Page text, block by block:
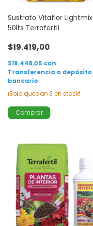
Sustrato Vitaflor Lightmix
50lts Terrafertil
$19.419,00
$18.448,05 con
Transferencia o depósito
bancario
¡Solo quedan 3 en stock!